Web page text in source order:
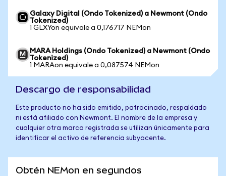
Galaxy Digital (Ondo Tokenized) a Newmont (Ondo
Tokenized)
1 GLXYon equivale a 0,176717 NEMon
MARA Holdings (Ondo Tokenized) a Newmont (Ondo
Tokenized)
1 MARAon equivale a 0,087574 NEMon
Descargo de responsabilidad
Este producto no ha sido emitido, patrocinado, respaldado
ni está afiliado con Newmont. El nombre de la empresa y
cualquier otra marca registrada se utilizan únicamente para
identificar el activo de referencia subyacente.
Obtén NEMon en segundos